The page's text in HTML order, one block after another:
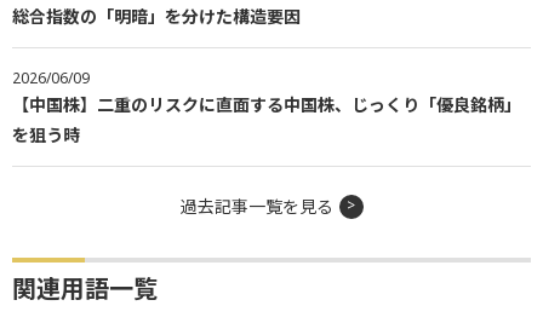
総合指数の「明暗」を分けた構造要因
2026/06/09
【中国株】二重のリスクに直面する中国株、じっくり「優良銘柄」
を狙う時
過去記事一覧を見る
関連用語一覧